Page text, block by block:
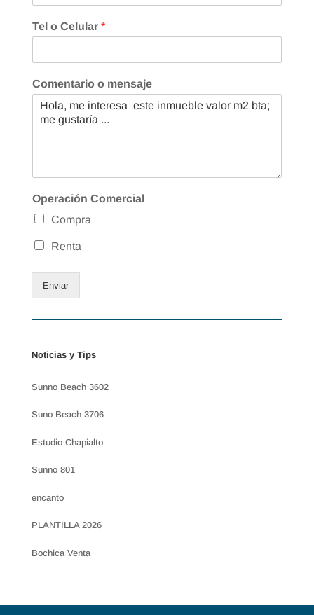
Tel o Celular *
Comentario o mensaje
Operación Comercial
Compra
Renta
Enviar
Noticias y Tips
Sunno Beach 3602
Suno Beach 3706
Estudio Chapialto
Sunno 801
encanto
PLANTILLA 2026
Bochica Venta